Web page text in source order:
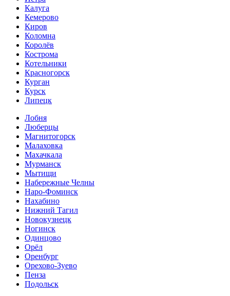
Калуга
Кемерово
Киров
Коломна
Королёв
Кострома
Котельники
Красногорск
Курган
Курск
Липецк
Лобня
Люберцы
Магнитогорск
Малаховка
Махачкала
Мурманск
Мытищи
Набережные Челны
Наро-Фоминск
Нахабино
Нижний Тагил
Новокузнецк
Ногинск
Одинцово
Орёл
Оренбург
Орехово-Зуево
Пенза
Подольск